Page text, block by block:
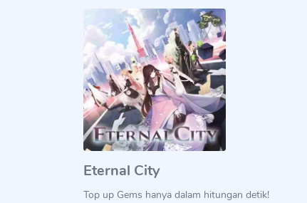
Eternal City
Top up Gems hanya dalam hitungan detik!